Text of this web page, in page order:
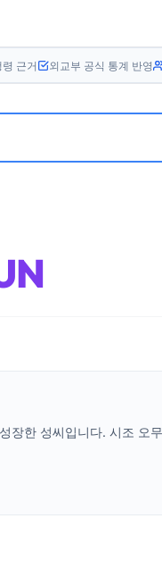
근거 외교부 공식 통계 반영
장한 성씨입니다. 시조 오